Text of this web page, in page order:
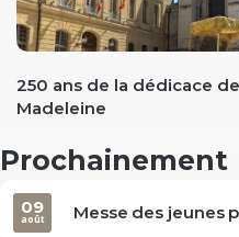
250 ans de la dédicace
Madeleine
Prochainement
Messe des jeunes
09
août